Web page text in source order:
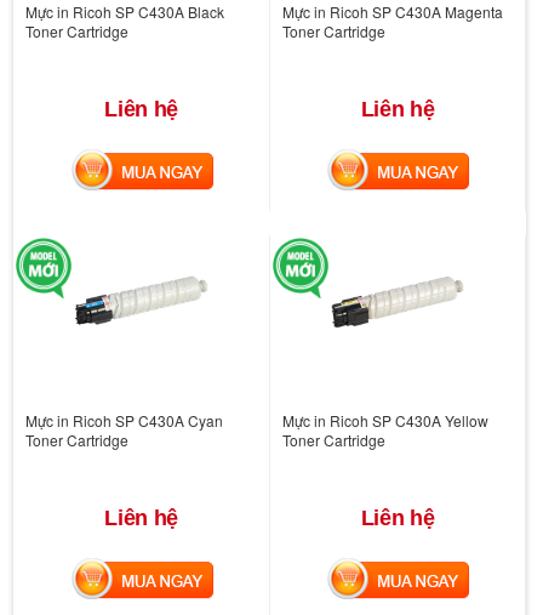
Mực in Ricoh SP C430A Black
Toner Cartridge
Liên hệ
MUA NGAY
Mực in Ricoh SP C430A Magenta
Toner Cartridge
Liên hệ
MUA NGAY
Mực in Ricoh SP C430A Cyan
Toner Cartridge
Liên hệ
MUA NGAY
Mực in Ricoh SP C430A Yellow
Toner Cartridge
Liên hệ
MUA NGAY